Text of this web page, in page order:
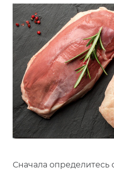
Сначала определитесь